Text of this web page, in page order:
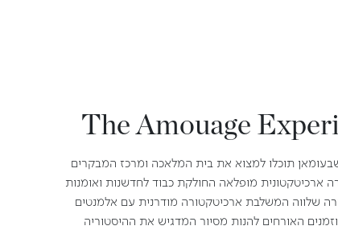
The Amouage
תוכלו למצוא את בית המלאכה ומרכז המבקרים
ארכיטקטונית מופלאה החולקת כבוד לחדשנות ואומנות
שלווה המשלבת ארכיטקטורה מודרנית עם אלמנטים
האורחים להנות מסיור המדגיש את ההיסטוריה